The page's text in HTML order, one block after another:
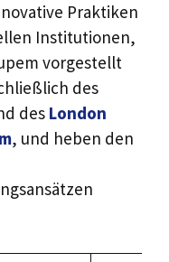
Praktiken
Institutionen,
vorgestellt
des
des London
, und heben den